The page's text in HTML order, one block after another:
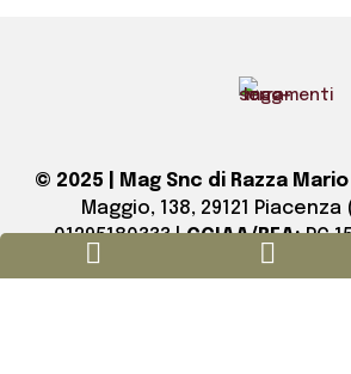
 
© 2025 | Mag Snc di Razza Mario
Maggio, 138, 29121 Piacenza
01295180333|CCIAA/REA:PC
Preferenze